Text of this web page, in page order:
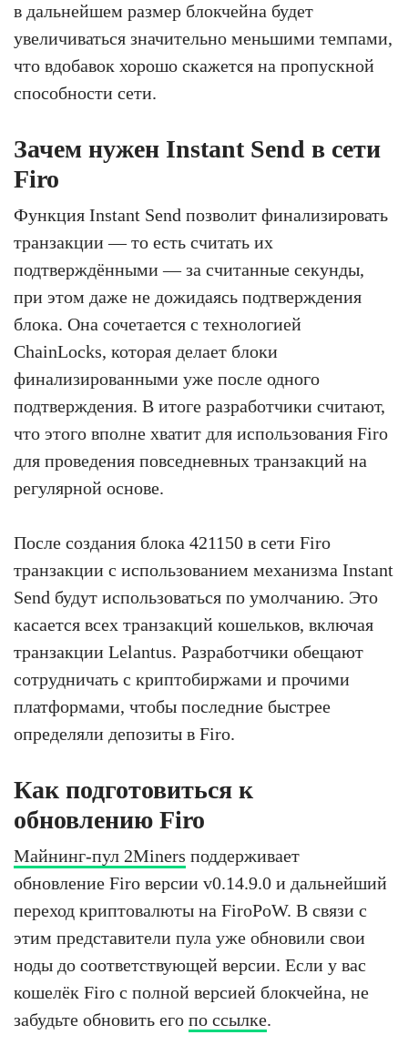
в дальнейшем размер блокчейна будет
увеличиваться значительно меньшими темпами,
что вдобавок хорошо скажется на пропускной
способности сети.
Зачем нужен Instant Send в сети
Firo
Функция Instant Send позволит финализировать
транзакции — то есть считать их
подтверждёнными — за считанные секунды,
при этом даже не дожидаясь подтверждения
блока. Она сочетается с технологией
ChainLocks, которая делает блоки
финализированными уже после одного
подтверждения. В итоге разработчики считают,
что этого вполне хватит для использования Firo
для проведения повседневных транзакций на
регулярной основе.
После создания блока 421150 в сети Firo
транзакции с использованием механизма Instant
Send будут использоваться по умолчанию. Это
касается всех транзакций кошельков, включая
транзакции Lelantus. Разработчики обещают
сотрудничать с криптобиржами и прочими
платформами, чтобы последние быстрее
определяли депозиты в Firo.
Как подготовиться к
обновлению Firo
Майнинг-пул 2Miners поддерживает
обновление Firo версии v0.14.9.0 и дальнейший
переход криптовалюты на FiroPoW. В связи с
этим представители пула уже обновили свои
ноды до соответствующей версии. Если у вас
кошелёк Firo с полной версией блокчейна, не
забудьте обновить его по ссылке.